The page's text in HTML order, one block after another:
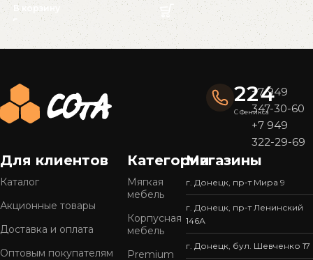
В корзину
Read More
224
С Феникса
+7 949
347-30-60
+7 949
322-29-69
Для клиентов
Каталог
Акционные товары
Доставка и оплата
Оптовым покупателям
Категории
Мягкая
мебель
Корпусная
мебель
Premium
Магазины
г. Донецк, пр-т Мира 9
г. Донецк, пр-т Ленинский
146А
г. Донецк, бул. Шевченко 17